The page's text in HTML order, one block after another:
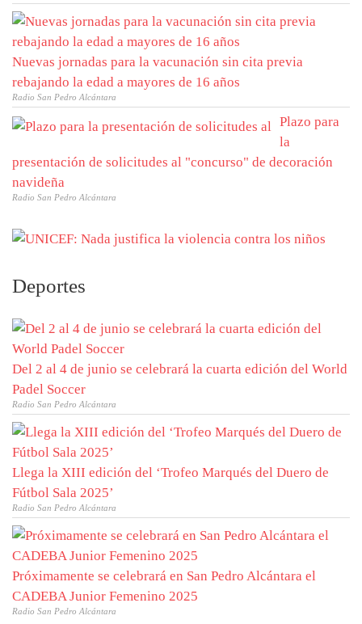
Nuevas jornadas para la vacunación sin cita previa
rebajando la edad a mayores de 16 años
Radio San Pedro Alcántara
Plazo para
la
presentación de solicitudes al "concurso" de decoración
navideña
Radio San Pedro Alcántara
Deportes
Del 2 al 4 de junio se celebrará la cuarta edición del World
Padel Soccer
Radio San Pedro Alcántara
Llega la XIII edición del ‘Trofeo Marqués del Duero de
Fútbol Sala 2025’
Radio San Pedro Alcántara
Próximamente se celebrará en San Pedro Alcántara el
CADEBA Junior Femenino 2025
Radio San Pedro Alcántara